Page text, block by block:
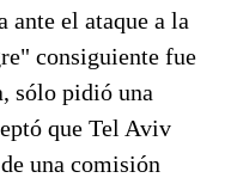
ante el ataque a la
consiguiente fue
sólo pidió una
que Tel Aviv
una comisión